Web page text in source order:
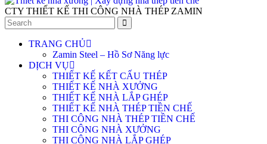
CTY THIẾT KẾ THI CÔNG NHÀ THÉP ZAMIN
TRANG CHỦ
Zamin Steel – Hồ Sơ Năng lực
DỊCH VỤ
THIẾT KẾ KẾT CẤU THÉP
THIẾT KẾ NHÀ XƯỞNG
THIẾT KẾ NHÀ LẮP GHÉP
THIẾT KẾ NHÀ THÉP TIỀN CHẾ
THI CÔNG NHÀ THÉP TIỀN CHẾ
THI CÔNG NHÀ XƯỞNG
THI CÔNG NHÀ LẮP GHÉP